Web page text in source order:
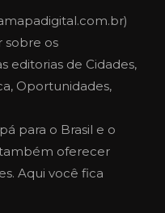
sobre os
editorias de Cidades,
Oportunidades,
para o Brasil e o
também oferecer
Aqui você fica